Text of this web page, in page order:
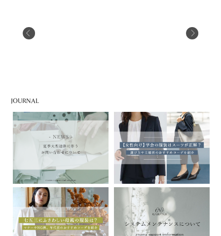
JOURNAL